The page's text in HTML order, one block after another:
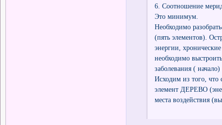
6. Соотношение
Это минимум.
Необходимо
(пять элементов).
энергии,
необходимо
заболевания (
Исходим из того, что
элемент ДЕРЕВО
места воздействия